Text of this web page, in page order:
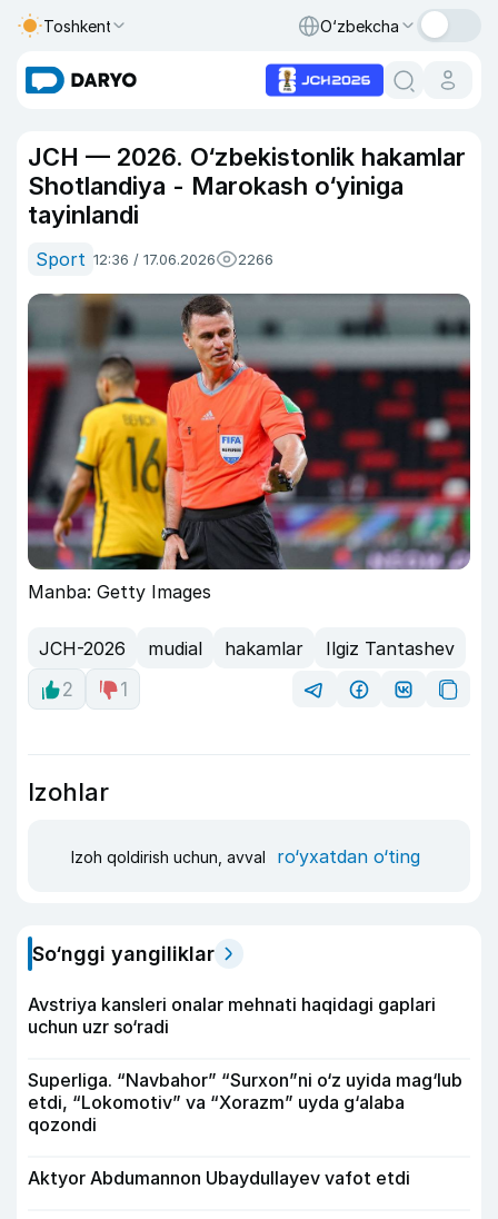
Toshkent O‘zbekcha
JCH — 2026. O‘zbekistonlik hakamlar
Shotlandiya - Marokash o‘yiniga
tayinlandi
Sport 12:36 / 17.06.2026 2266
Manba: Getty Images
JCH-2026 mudial hakamlar
Ilgiz Tantashev
2
1
Izohlar
Izoh qoldirish uchun, avval ro‘yxatdan o‘ting
So‘nggi yangiliklar
Avstriya kansleri onalar mehnati haqidagi gaplari
uchun uzr so‘radi
Superliga. “Navbahor” “Surxon”ni o‘z uyida mag‘lub
etdi, “Lokomotiv” va “Xorazm” uyda g‘alaba
qozondi
Aktyor Abdu­mannon Ubaydullayev vafot etdi